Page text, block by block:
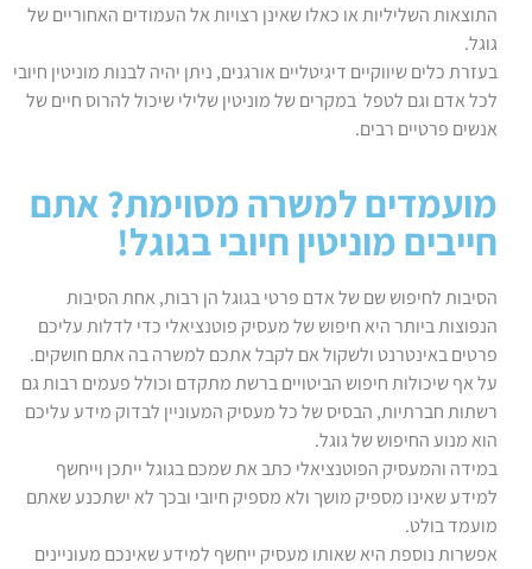
התוצאות השליליות או כאלו שאינן רצויות אל העמודים האחוריים של
גוגל.
בעזרת כלים שיווקיים דיגיטליים אורגנים, ניתן יהיה לבנות מוניטין חיובי
לכל אדם וגם לטפל במקרים של מוניטין שלילי שיכול להרוס חיים של
אנשים פרטיים רבים.
מועמדים למשרה מסוימת? אתם
חייבים מוניטין חיובי בגוגל!
הסיבות לחיפוש שם של אדם פרטי בגוגל הן רבות, אחת הסיבות
הנפוצות ביותר היא חיפוש של מעסיק פוטנציאלי כדי לדלות עליכם
פרטים באינטרנט ולשקול אם לקבל אתכם למשרה בה אתם חושקים.
על אף שיכולות חיפוש הביטויים ברשת מתקדם וכולל פעמים רבות גם
רשתות חברתיות, הבסיס של כל מעסיק המעוניין לבדוק מידע עליכם
הוא מנוע החיפוש של גוגל.
במידה והמעסיק הפוטנציאלי כתב את שמכם בגוגל ייתכן וייחשף
למידע שאינו מספיק מושך ולא מספיק חיובי ובכך לא ישתכנע שאתם
מועמד בולט.
אפשרות נוספת היא שאותו מעסיק ייחשף למידע שאינכם מעוניינים